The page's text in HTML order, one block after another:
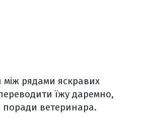
рядами яскравих
їжу даремно,
поради ветеринара.